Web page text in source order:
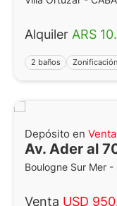
Alquiler ARS
2 baños
Depósito en Venta
Av. Ader al
Boulogne Sur Mer -
Venta USD